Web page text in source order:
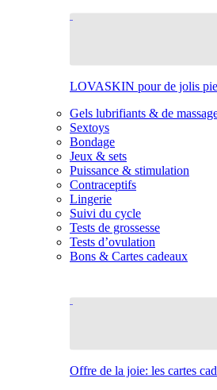
LOVASKIN pour de jolis
Gels lubrifiants & de
Sextoys
Bondage
Jeux & sets
Puissance & stimulation
Contraceptifs
Lingerie
Suivi du cycle
Tests de grossesse
Tests d’ovulation
Bons & Cartes cadeaux
Offre de la joie: les cartes